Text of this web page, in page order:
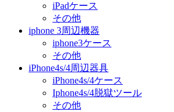
iPadケース
その他
iphone 3周辺機器
iphone3ケース
その他
iPhone4s/4周辺器具
iPhone4s/4ケース
Iphone4s/4脱獄ツール
その他